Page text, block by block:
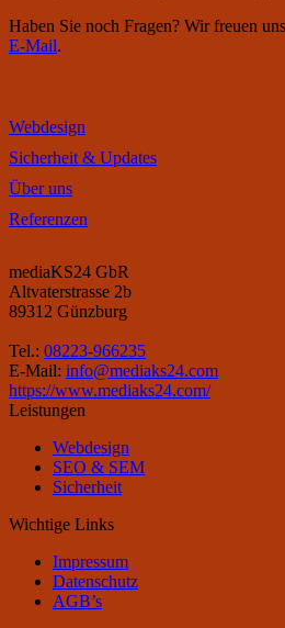
Haben Sie noch Fragen? Wir freuen
E-Mail.
Webdesign
Sicherheit & Updates
Über uns
Referenzen
mediaKS24 GbR
Altvaterstrasse 2b
89312 Günzburg
Tel.: 08223-966235
E-Mail: info@mediaks24.com
https://www.mediaks24.com/
Leistungen
Webdesign
SEO & SEM
Sicherheit
Wichtige Links
Impressum
Datenschutz
AGB’s